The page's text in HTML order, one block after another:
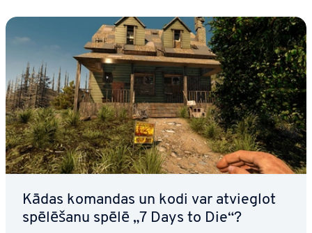
Kādas komandas un kodi var atvieglot
spēlēšanu spēlē „7 Days to Die“?